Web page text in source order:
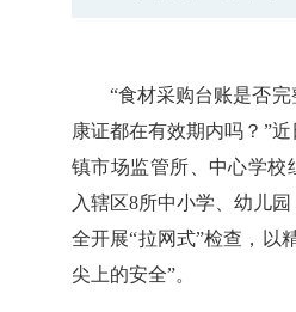
“食材采购台账是否
康证都在有效期内吗？”
镇市场监管所、中心学校
入辖区8所中小学、幼儿
全开展“拉网式”检查，以
尖上的安全”。​